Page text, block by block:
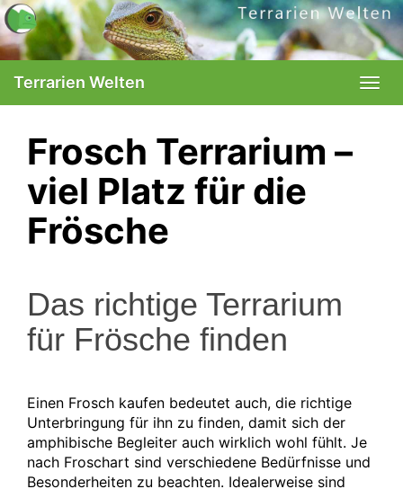
Skip
to
main
Terrarien Welten
Frosch Terrarium –
viel Platz für die
Frösche
Das richtige Terrarium
für Frösche finden
Einen Frosch kaufen bedeutet auch, die richtige
Unterbringung für ihn zu finden, damit sich der
amphibische Begleiter auch wirklich wohl fühlt. Je
nach Froschart sind verschiedene Bedürfnisse und
Besonderheiten zu beachten. Idealerweise sind